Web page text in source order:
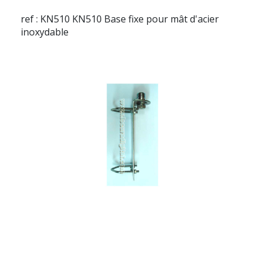
ref : KN510 KN510 Base fixe pour mât d'acier
inoxydable